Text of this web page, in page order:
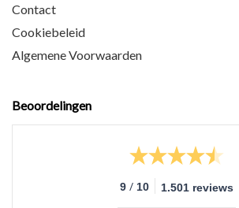
Contact
Cookiebeleid
Algemene Voorwaarden
Beoordelingen
9 / 10 1.501 reviews